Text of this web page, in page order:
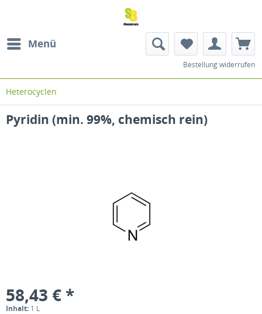
Menü
Bestellung widerrufen
Heterocyclen
Pyridin (min. 99%, chemisch rein)
58,43 € *
Inhalt: 1 L